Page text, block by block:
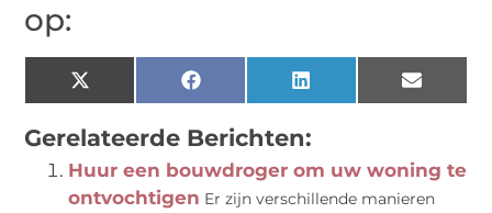
op:
X
(Twitter)
Facebook LinkedIn Email
Gerelateerde Berichten:
Huur een bouwdroger om uw woning te
ontvochtigen Er zijn verschillende manieren